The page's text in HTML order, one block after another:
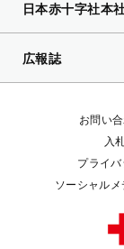
日本赤十字社本
広報誌
お問い
入
プライ
ソーシャル